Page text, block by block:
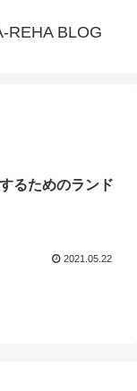
REHA BLOG
るためのランド
2021.05.22